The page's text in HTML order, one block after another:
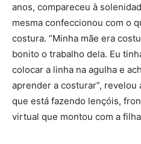
anos, compareceu à
mesma confeccionou com o
costura. “Minha mãe era
bonito o trabalho dela. Eu
colocar a linha na agulha e
aprender a costurar”, revelou
que está fazendo lençóis,
virtual que montou com a